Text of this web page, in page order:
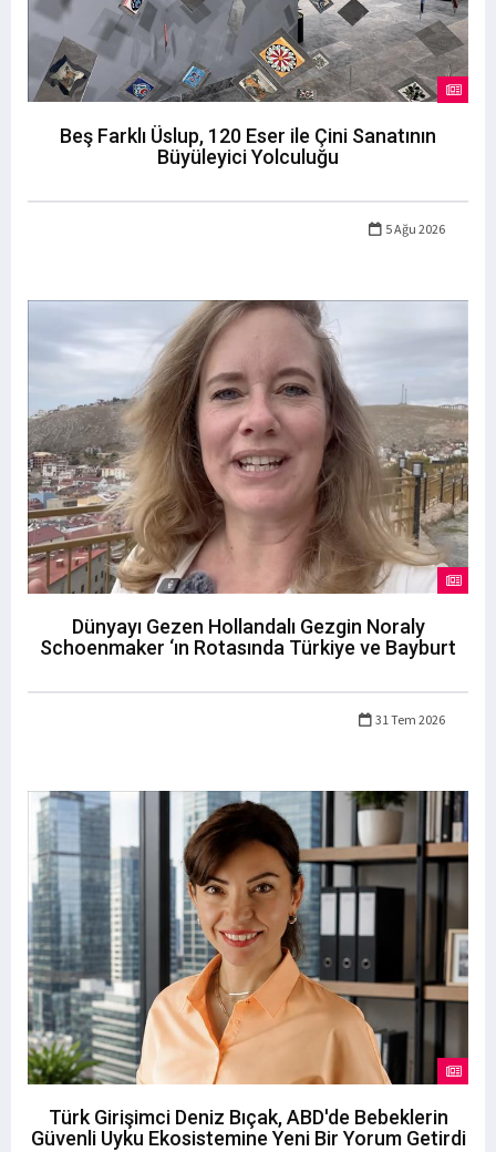
Beş Farklı Üslup, 120 Eser ile Çini Sanatının
Büyüleyici Yolculuğu
5 Ağu 2026
Dünyayı Gezen Hollandalı Gezgin Noraly
Schoenmaker ‘ın Rotasında Türkiye ve Bayburt
31 Tem 2026
Türk Girişimci Deniz Bıçak, ABD'de Bebeklerin
Güvenli Uyku Ekosistemine Yeni Bir Yorum Getirdi